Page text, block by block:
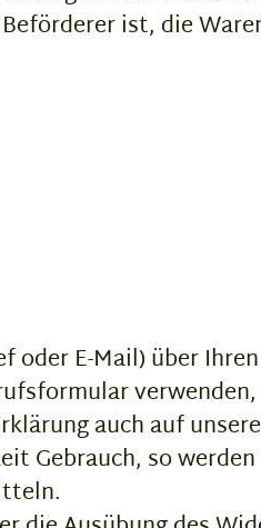
ist, die
E-Mail) über
auch auf
so